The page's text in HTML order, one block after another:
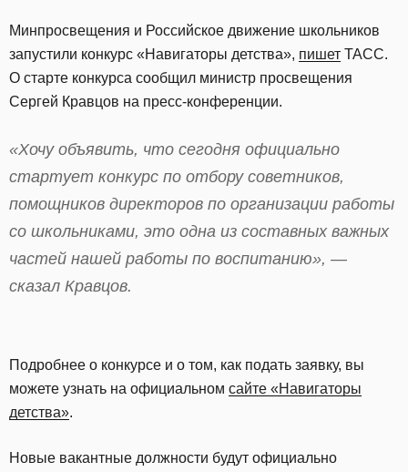
Минпросвещения и Российское движение школьников
запустили конкурс «Навигаторы детства», пишет ТАСС.
О старте конкурса сообщил министр просвещения
Сергей Кравцов на пресс-конференции.
«Хочу объявить, что сегодня официально
стартует конкурс по отбору советников,
помощников директоров по организации работы
со школьниками, это одна из составных важных
частей нашей работы по воспитанию», —
сказал Кравцов.
Подробнее о конкурсе и о том, как подать заявку, вы
можете узнать на официальном сайте «Навигаторы
детства».
Новые вакантные должности будут официально